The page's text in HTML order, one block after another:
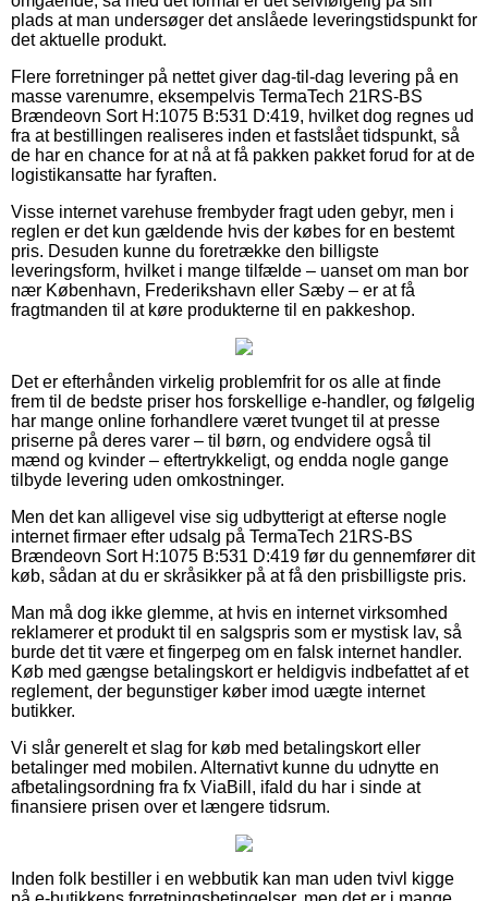
plads at man undersøger det anslåede leveringstidspunkt for
det aktuelle produkt.
Flere forretninger på nettet giver dag-til-dag levering på en
masse varenumre, eksempelvis TermaTech 21RS-BS
Brændeovn Sort H:1075 B:531 D:419, hvilket dog regnes ud
fra at bestillingen realiseres inden et fastslået tidspunkt, så
de har en chance for at nå at få pakken pakket forud for at de
logistikansatte har fyraften.
Visse internet varehuse frembyder fragt uden gebyr, men i
reglen er det kun gældende hvis der købes for en bestemt
pris. Desuden kunne du foretrække den billigste
leveringsform, hvilket i mange tilfælde – uanset om man bor
nær København, Frederikshavn eller Sæby – er at få
fragtmanden til at køre produkterne til en pakkeshop.
Det er efterhånden virkelig problemfrit for os alle at finde
frem til de bedste priser hos forskellige e-handler, og følgelig
har mange online forhandlere været tvunget til at presse
priserne på deres varer – til børn, og endvidere også til
mænd og kvinder – eftertrykkeligt, og endda nogle gange
tilbyde levering uden omkostninger.
Men det kan alligevel vise sig udbytterigt at efterse nogle
internet firmaer efter udsalg på TermaTech 21RS-BS
Brændeovn Sort H:1075 B:531 D:419 før du gennemfører dit
køb, sådan at du er skråsikker på at få den prisbilligste pris.
Man må dog ikke glemme, at hvis en internet virksomhed
reklamerer et produkt til en salgspris som er mystisk lav, så
burde det tit være et fingerpeg om en falsk internet handler.
Køb med gængse betalingskort er heldigvis indbefattet af et
reglement, der begunstiger køber imod uægte internet
butikker.
Vi slår generelt et slag for køb med betalingskort eller
betalinger med mobilen. Alternativt kunne du udnytte en
afbetalingsordning fra fx ViaBill, ifald du har i sinde at
finansiere prisen over et længere tidsrum.
Inden folk bestiller i en webbutik kan man uden tvivl kigge